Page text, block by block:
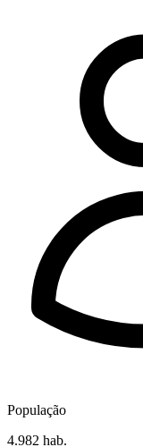
População
4.982 hab.